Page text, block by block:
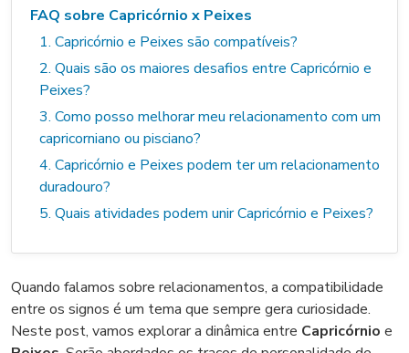
FAQ sobre Capricórnio x Peixes
1. Capricórnio e Peixes são compatíveis?
2. Quais são os maiores desafios entre Capricórnio e
Peixes?
3. Como posso melhorar meu relacionamento com um
capricorniano ou pisciano?
4. Capricórnio e Peixes podem ter um relacionamento
duradouro?
5. Quais atividades podem unir Capricórnio e Peixes?
Quando falamos sobre relacionamentos, a compatibilidade
entre os signos é um tema que sempre gera curiosidade.
Neste post, vamos explorar a dinâmica entre Capricórnio e